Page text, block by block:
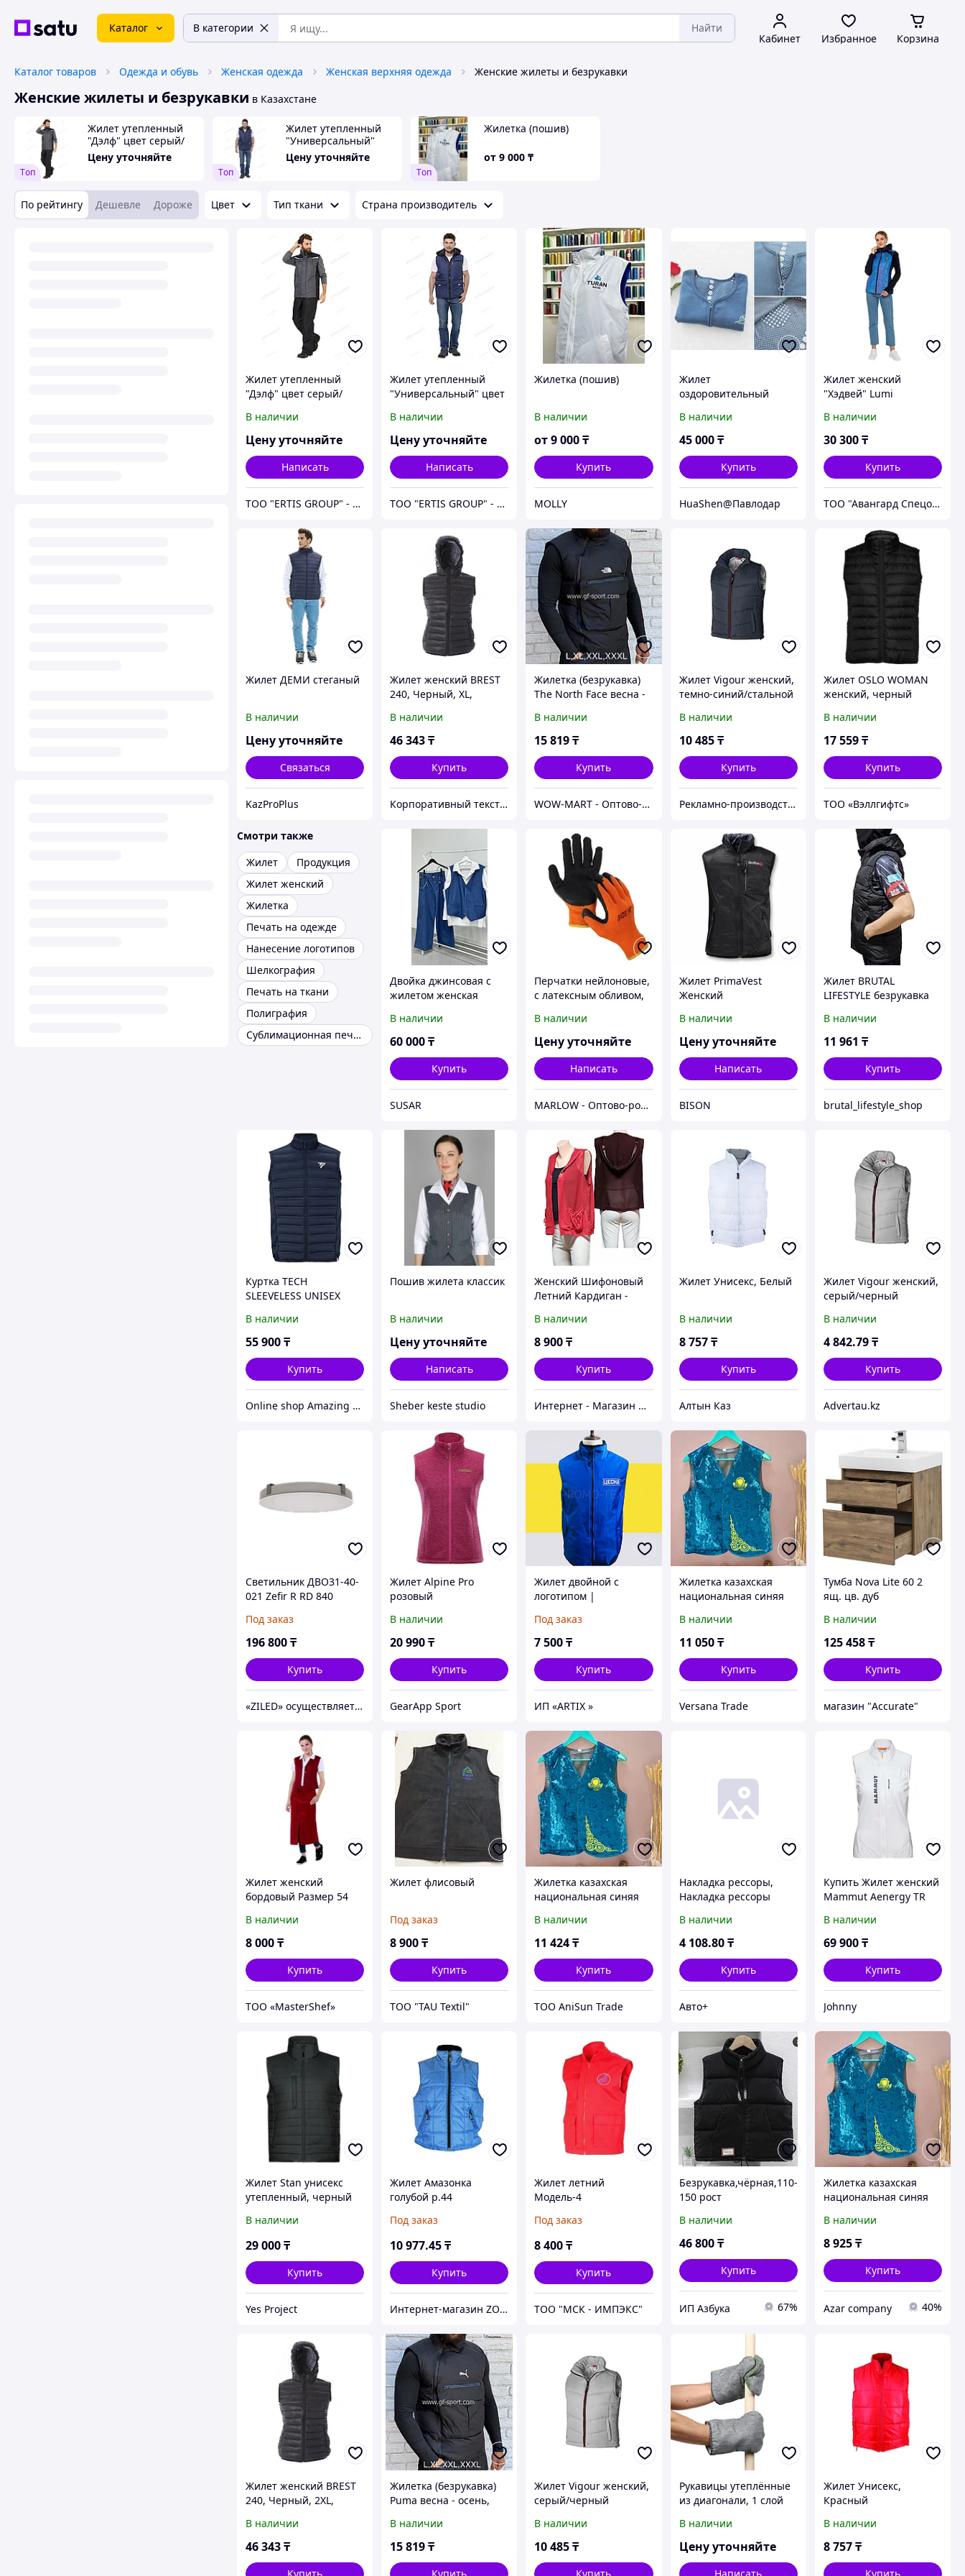
Каталог В категории Найти
Кабинет Избранное Корзина
Каталог товаров Одежда и обувь Женская одежда Женская верхняя одежда Женские жилеты и безрукавки
Женские жилеты и безрукавки в Казахстане
Tоп
Жилет утепленный
"Дэлф" цвет серый/
черный
Цену уточняйте
Tоп
Жилет утепленный
"Универсальный"
цвет темно-синий/
серый
Цену уточняйте
Tоп
Жилетка (пошив)
от 9 000 ₸
По рейтингу Дешевле Дороже Цвет Тип ткани Страна производитель
Жилет утепленный
"Дэлф" цвет серый/
В наличии
Цену уточняйте
Написать
ТОО "ERTIS GROUP" - спецодежда, спецобувь и средства индивидуальной защиты (СИЗ)
Жилет утепленный
"Универсальный" цвет
В наличии
Цену уточняйте
Написать
ТОО "ERTIS GROUP" - спецодежда, спецобувь и средства индивидуальной защиты (СИЗ)
Жилетка (пошив)
В наличии
от9 000₸
Купить
MOLLY
Жилет
оздоровительный
В наличии
45 000 ₸
Купить
HuaShen@Павлодар
Жилет женский
"Хэдвей" Lumi
В наличии
30 300₸
Купить
ТОО "Авангард Спецодежда Казахстан"
Жилет ДЕМИ стеганый
В наличии
Цену уточняйте
Связаться
KazProPlus
Жилет женский BREST
240, Черный, XL,
В наличии
46 343₸
Купить
Корпоративный текстиль, бизнес-подарки и сувениры | Брендирование | Шелкография
Жилетка (безрукавка)
The North Face весна -
В наличии
15 819₸
Купить
WOW-MART - Оптово-розничный Склад - товары на заказ до двери
Жилет Vigour женский,
темно-синий/стальной
В наличии
10 485 ₸
Купить
Рекламно-производственная компания «2Ymedia»
Жилет OSLO WOMAN
женский, черный
В наличии
17 559₸
Купить
ТОО «Вэллгифтс»
Смотри также
Жилет
Продукция
Жилет женский
Жилетка
Печать на одежде
Нанесение логотипов
Шелкография
Печать на ткани
Полиграфия
Сублимационная печать
Двойка джинсовая с
жилетом женская
В наличии
60 000₸
Купить
SUSAR
Перчатки нейлоновые,
с латексным обливом,
10, МИКС
В наличии
Цену уточняйте
Написать
MARLOW - Оптово-розничный склад.
Жилет PrimaVest
Женский
В наличии
Цену уточняйте
Написать
BISON
Жилет BRUTAL
LIFESTYLE безрукавка
50, 52, 54, 46
В наличии
11 961 ₸
Купить
brutal_lifestyle_shop
Куртка TECH
SLEEVELESS UNISEX
В наличии
55 900₸
Купить
Online shop Amazing Store
Пошив жилета классик
В наличии
Цену уточняйте
Написать
Sheber keste studio
Женский Шифоновый
Летний Кардиган -
Молнии с Капюшоном
В наличии
8 900₸
Купить
Интернет - Магазин Одежды Грация
Жилет Унисекс, Белый
В наличии
8 757 ₸
Купить
Алтын Каз
Жилет Vigour женский,
серый/черный
В наличии
4 842.79₸
Купить
Advertau.kz
Светильник ДВО31-40-
021 Zefir R RD 840
Под заказ
196 800₸
Купить
«ZILED» осуществляет продажу светодиодной и осветительной продукции
Жилет Alpine Pro
розовый
В наличии
20 990₸
Купить
GearApp Sport
Жилет двойной с
логотипом |
безрукавка | Пошив
жилеток на заказ
Под заказ
7 500₸
Купить
ИП «ARTIX »
Жилетка казахская
национальная синяя
В наличии
11 050 ₸
Купить
Versana Trade
Тумба Nova Lite 60 2
ящ. цв. дуб
с раковиной Aquanet
Латина 60 242905
В наличии
125 458₸
Купить
магазин "Accurate"
Жилет женский
бордовый Размер 54
В наличии
8 000₸
Купить
ТОО «MasterShef»
Жилет флисовый
Под заказ
8 900₸
Купить
ТОО "TAU Textil"
Жилетка казахская
национальная синяя
В наличии
11 424₸
Купить
ТОО AniSun Trade
Накладка рессоры,
Накладка рессоры
В наличии
4 108.80 ₸
Купить
Авто+
Купить Жилет женский
Mammut Aenergy TR
В наличии
69 900₸
Купить
Johnny
Жилет Stan унисекс
утепленный, черный
В наличии
29 000₸
Купить
Yes Project
Жилет Амазонка
голубой р.44
Под заказ
10 977.45₸
Купить
Интернет-магазин ZOOVET.KZ
Жилет летний
Модель-4
Под заказ
8 400₸
Купить
ТОО "МСК - ИМПЭКС"
Безрукавка,чёрная,110-
150 рост
В наличии
46 800 ₸
Купить
ИП Азбука 67%
Жилетка казахская
национальная синяя
В наличии
8 925₸
Купить
Azar company 40%
Жилет женский BREST
240, Черный, 2XL,
В наличии
46 343₸
Купить
Жилетка (безрукавка)
Puma весна - осень,
В наличии
15 819₸
Купить
Жилет Vigour женский,
серый/черный
В наличии
10 485₸
Купить
Рукавицы утеплённые
из диагонали, 1 слой
наладонник, ОП 420 г
В наличии
Цену уточняйте
Написать
Жилет Унисекс,
Красный
В наличии
8 757₸
Купить